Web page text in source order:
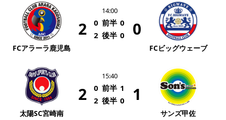
FCアラーラ鹿児島
14:00
2 0 前半 0 0
2 後半 0
FCビッグウェーブ
太陽SC宮崎南
15:40
2 0 前半 1 1
2 後半 0
サンズ甲佐